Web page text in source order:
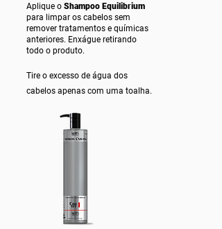
Aplique o Shampoo Equilibrium
para limpar os cabelos sem
remover tratamentos e químicas
anteriores. Enxágue retirando
todo o produto.
Tire o excesso de água dos
cabelos apenas com uma toalha.